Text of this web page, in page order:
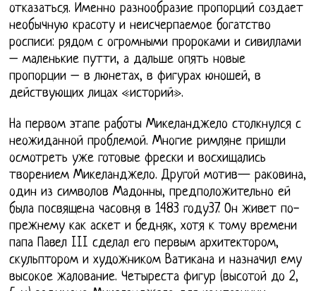
отказаться. Именно разнообразие пропорций создает
необычную красоту и неисчерпаемое богатство
росписи: рядом с огромными пророками и сивиллами
– маленькие путти, а дальше опять новые
пропорции – в люнетах, в фигурах юношей, в
действующих лицах «историй».
На первом этапе работы Микеланджело столкнулся с
неожиданной проблемой. Многие римляне пришли
осмотреть уже готовые фрески и восхищались
творением Микеланджело. Другой мотив— раковина,
один из символов Мадонны, предположительно ей
была посвящена часовня в 1483 году37. Он живет по-
прежнему как аскет и бедняк, хотя к тому времени
папа Павел III сделал его первым архитектором,
скульптором и художником Ватикана и назначил ему
высокое жалование. Четыреста фигур (высотой до 2,